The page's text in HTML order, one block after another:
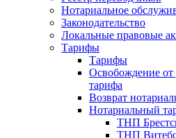
Нотариальное
Законодательство
Локальные правовые
Тарифы
Тарифы
Освобождение от
тарифа
Возврат
Нотариальный
ТНП
ТНП